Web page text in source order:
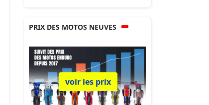
PRIX DES MOTOS NEUVES
voir les prix